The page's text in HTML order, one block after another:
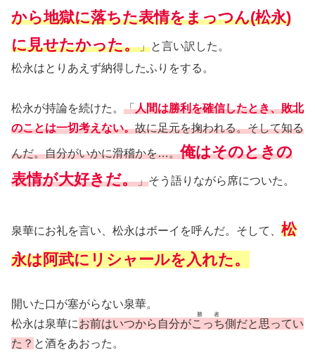
から地獄に落ちた表情をまっつん(松永)
に見せたかった。」と言い訳した。
松永はとりあえず納得したふりをする。
松永が持論を続けた。 「人間は勝利を確信したとき、敗北
のことは一切考えない。故に足元を掬われる。そして知る
んだ。自分がいかに滑稽かを…。俺はそのときの
表情が大好きだ。」そう語りながら席についた。
泉華にお礼を言い、松永はボーイを呼んだ。そして、 松
永は阿武にリシャールを入れた。
開いた口が塞がらない泉華。
松永は泉華にお前はいつから自分がこっち
勝者
側だと思ってい
た？ と酒をあおった。